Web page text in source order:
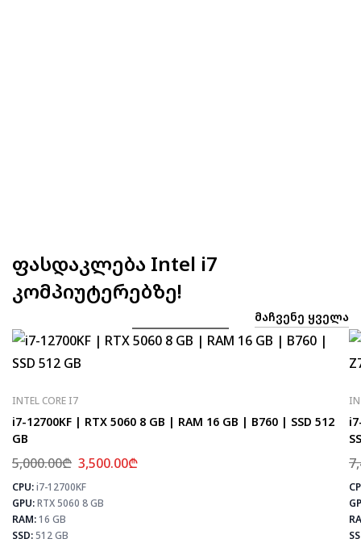
ფასდაკლება Intel i7
კომპიუტერებზე!
ᲛᲐᲩᲕᲔᲜᲔ ᲧᲕᲔᲚᲐ
INTEL CORE I7
i7-12700KF | RTX 5060 8 GB | RAM 16 GB | B760 | SSD 512
GB
5,000.00₾ 3,500.00₾
CPU:i7-12700KF
GPU:RTX 5060 8 GB
RAM:16 GB
SSD:512 GB